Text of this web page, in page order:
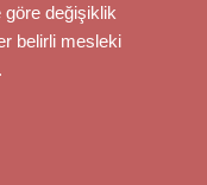
göre değişiklik
belirli mesleki